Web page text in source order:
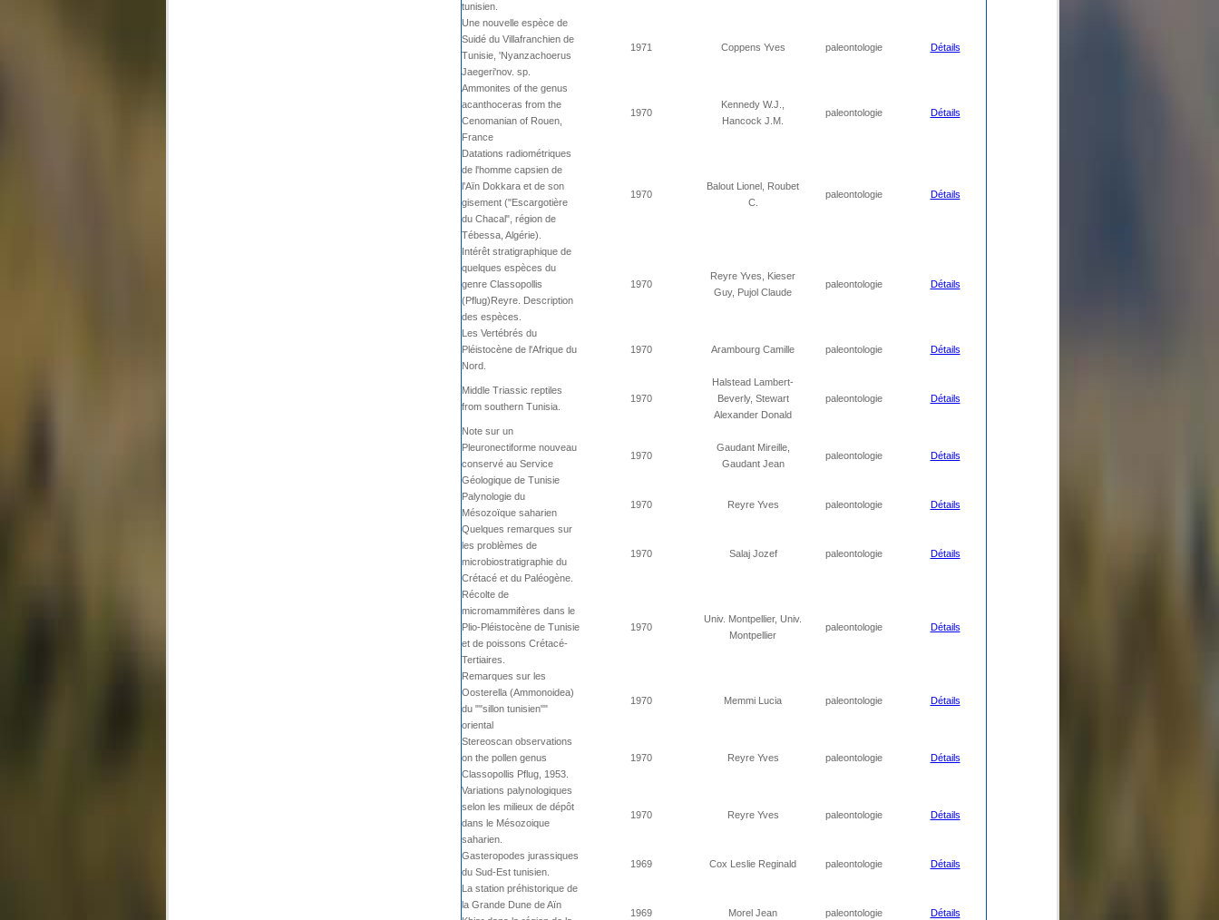
tunisien.
Une nouvelle espèce de
Suidé du Villafranchien de
Tunisie, 'Nyanzachoerus
Jaegeri'nov. sp.
1971 Coppens Yves paleontologie Détails
Ammonites of the genus
acanthoceras from the
Cenomanian of Rouen,
France
1970
Kennedy W.J.,
Hancock J.M.
paleontologie Détails
Datations radiométriques
de l'homme capsien de
l'Aïn Dokkara et de son
gisement ("Escargotière
du Chacal", région de
Tébessa, Algérie).
1970
Balout Lionel, Roubet
C.
paleontologie Détails
Intérêt stratigraphique de
quelques espèces du
genre Classopollis
(Pflug)Reyre. Description
des espèces.
1970
Reyre Yves, Kieser
Guy, Pujol Claude
paleontologie Détails
Les Vertébrés du
Pléistocène de l'Afrique du
Nord.
1970 Arambourg Camille paleontologie Détails
Middle Triassic reptiles
from southern Tunisia.
1970
Halstead Lambert-
Beverly, Stewart
Alexander Donald
paleontologie Détails
Note sur un
Pleuronectiforme nouveau
conservé au Service
Géologique de Tunisie
1970
Gaudant Mireille,
Gaudant Jean
paleontologie Détails
Palynologie du
Mésozoïque saharien
1970 Reyre Yves paleontologie Détails
Quelques remarques sur
les problèmes de
microbiostratigraphie du
Crétacé et du Paléogène.
1970 Salaj Jozef paleontologie Détails
Récolte de
micromammifères dans le
Plio-Pléistocène de Tunisie
et de poissons Crétacé-
Tertiaires.
1970
Univ. Montpellier, Univ.
Montpellier
paleontologie Détails
Remarques sur les
Oosterella (Ammonoidea)
du ""sillon tunisien""
oriental
1970 Memmi Lucia paleontologie Détails
Stereoscan observations
on the pollen genus
Classopollis Pflug, 1953.
1970 Reyre Yves paleontologie Détails
Variations palynologiques
selon les milieux de dépôt
dans le Mésozoique
saharien.
1970 Reyre Yves paleontologie Détails
Gasteropodes jurassiques
du Sud-Est tunisien.
1969 Cox Leslie Reginald paleontologie Détails
La station préhistorique de
la Grande Dune de Aïn
1969 Morel Jean paleontologie Détails